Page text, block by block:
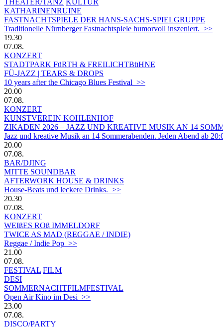
KATHARINENRUINE
FASTNACHTSPIELE DER HANS-SACHS-SPIELGRUPPE
Traditionelle Nürnberger Fastnachtspiele humorvoll inszeniert. >>
19.30
07.08.
KONZERT
STADTPARK FüRTH & FREILICHTBüHNE
FÜ-JAZZ | TEARS & DROPS
10 years after the Chicago Blues Festival >>
20.00
07.08.
KONZERT
KUNSTVEREIN KOHLENHOF
ZIKADEN 2026 – JAZZ UND KREATIVE MUSIK AN 14
Jazz und kreative Musik an 14 Sommerabenden. Jeden Abend ab
20.00
07.08.
BAR/DJING
MITTE SOUNDBAR
AFTERWORK HOUSE & DRINKS
House-Beats und leckere Drinks. >>
20.30
07.08.
KONZERT
WEIßES ROß IMMELDORF
TWICE AS MAD (REGGAE / INDIE)
Reggae / Indie Pop >>
21.00
07.08.
FESTIVAL FILM
DESI
SOMMERNACHTFILMFESTIVAL
Open Air Kino im Desi >>
23.00
07.08.
DISCO/PARTY